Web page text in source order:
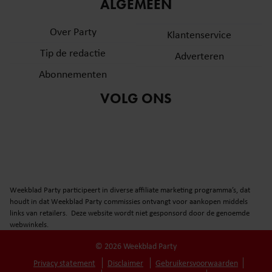
partners kunnen deze gegevens combineren met andere
verzameld op basis van uw gebruik van hun services. U
gaat akkoord met onze cookies als u onze website blijft
ALGEMEEN
Over Party
Tip de redactie
Abonnementen
Klantenservice
Adverteren
VOLG ONS
Weekblad Party participeert in diverse affiliate marketing programma’s, dat
houdt in dat Weekblad Party commissies ontvangt voor aankopen middels
links van retailers. Deze website wordt niet gesponsord door de genoemde
webwinkels.
© 2026 Weekblad Party
Privacy statement
Disclaimer
Gebruikersvoorwaarden